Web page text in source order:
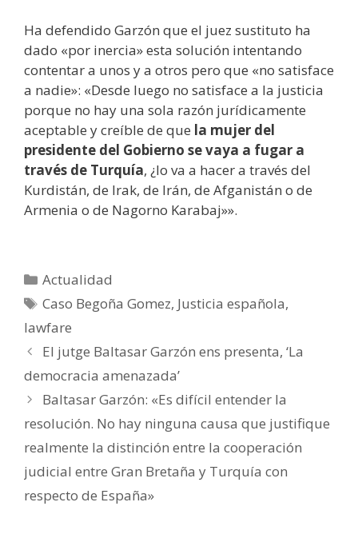
Ha defendido Garzón que el juez sustituto ha
dado «por inercia» esta solución intentando
contentar a unos y a otros pero que «no satisface
a nadie»: «Desde luego no satisface a la justicia
porque no hay una sola razón jurídicamente
aceptable y creíble de que la mujer del
presidente del Gobierno se vaya a fugar a
través de Turquía, ¿lo va a hacer a través del
Kurdistán, de Irak, de Irán, de Afganistán o de
Armenia o de Nagorno Karabaj»».
Categorías
Actualidad
Etiquetas
Caso Begoña Gomez, Justicia española,
lawfare
El jutge Baltasar Garzón ens presenta, ‘La
democracia amenazada’
Baltasar Garzón: «Es difícil entender la
resolución. No hay ninguna causa que justifique
realmente la distinción entre la cooperación
judicial entre Gran Bretaña y Turquía con
respecto de España»